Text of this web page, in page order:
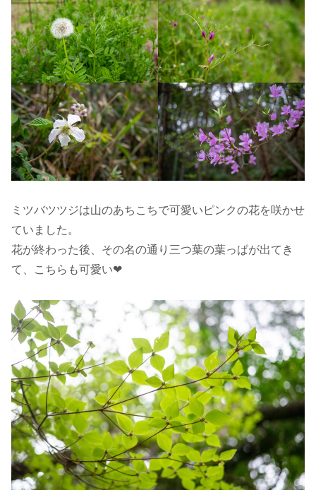
ミツバツツジは山のあちこちで可愛いピンクの花を咲かせ
ていました。
花が終わった後、その名の通り三つ葉の葉っぱが出てき
て、こちらも可愛い❤